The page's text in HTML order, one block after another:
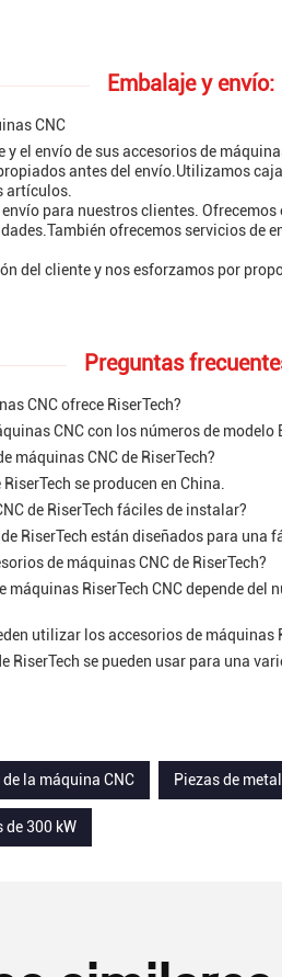
Embalaje y envío:
CNC
el envío de sus accesorios de
antes del envío.Utilizamos
artículos.
para nuestros clientes.
ofrecemos servicios de
del cliente y nos esforzamos por
Preguntas
CNC ofrece RiserTech?
CNC con los números de modelo
máquinas CNC de RiserTech?
se producen en China.
de RiserTech fáciles de instalar?
RiserTech están diseñados para una
de máquinas CNC de RiserTech?
máquinas RiserTech CNC depende
utilizar los accesorios de máquinas
RiserTech se pueden usar para una
la máquina CNC
Piezas de
de 300 kW